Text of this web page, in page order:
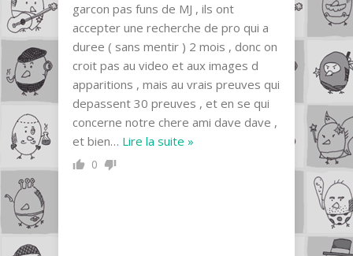
garcon pas funs de MJ , ils ont
accepter une recherche de pro qui a
duree ( sans mentir ) 2 mois , donc on
croit pas au video et aux images d
apparitions , mais au vrais preuves qui
depassent 30 preuves , et en se qui
concerne notre chere ami dave dave ,
et bien… Lire la suite »
0